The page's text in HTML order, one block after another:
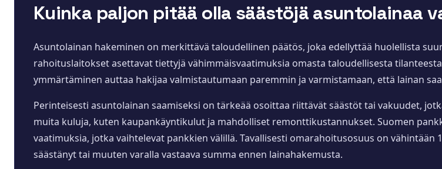
Kuinka paljon pitää olla säästöjä asuntolainaa
Asuntolainan hakeminen on merkittävä taloudellinen päätös, joka edellyttää huolellista
rahoituslaitokset asettavat tiettyjä vähimmäisvaatimuksia omasta taloudellisesta
ymmärtäminen auttaa hakijaa valmistautumaan paremmin ja varmistamaan, että lainan
Perinteisesti asuntolainan saamiseksi on tärkeää osoittaa riittävät säästöt tai vakuudet,
muita kuluja, kuten kaupankäyntikulut ja mahdolliset remonttikustannukset. Suomen
vaatimuksia, jotka vaihtelevat pankkien välillä. Tavallisesti omarahoitusosuus on
säästänyt tai muuten varalla vastaava summa ennen lainahakemusta.